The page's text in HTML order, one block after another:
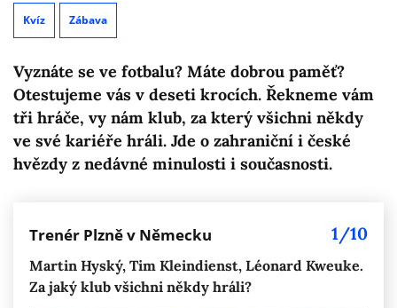
Kvíz Zábava
Vyznáte se ve fotbalu? Máte dobrou paměť?
Otestujeme vás v deseti krocích. Řekneme vám
tři hráče, vy nám klub, za který všichni někdy
ve své kariéře hráli. Jde o zahraniční i české
hvězdy z nedávné minulosti i současnosti.
Trenér Plzně v Německu 1/10
Martin Hyský, Tim Kleindienst, Léonard Kweuke.
Za jaký klub všichni někdy hráli?